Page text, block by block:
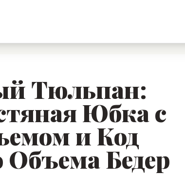
Тюльпан:
Юбка с
и Код
Бедер